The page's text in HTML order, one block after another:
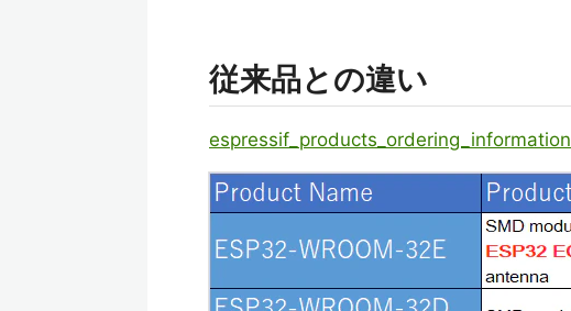
従来品との違い
espressif_products_ordering_information